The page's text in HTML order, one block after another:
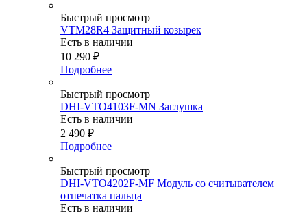
Быстрый просмотр
VTM28R4 Защитный козырек
Есть в наличии
10 290 ₽
Подробнее
Быстрый просмотр
DHI-VTO4103F-MN Заглушка
Есть в наличии
2 490 ₽
Подробнее
Быстрый просмотр
DHI-VTO4202F-MF Модуль со считывателем
отпечатка пальца
Есть в наличии